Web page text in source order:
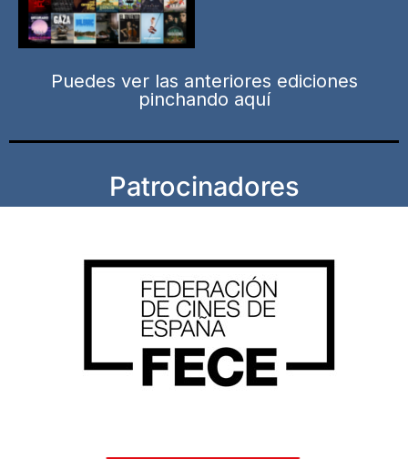
Puedes ver las anteriores ediciones
pinchando aquí
Patrocinadores